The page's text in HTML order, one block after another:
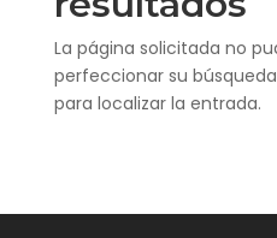
La página solicitada no
perfeccionar su
para localizar la entrada.